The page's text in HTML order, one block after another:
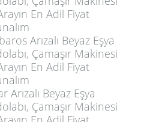
En Adil Fiyat
Arızalı Beyaz Eşya
Çamaşır Makinesi
En Adil Fiyat
Arızalı Beyaz Eşya
Çamaşır Makinesi